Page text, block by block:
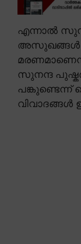
എന്നാൽ
അസുഖങ്ങൾ
സുനന്ദ
പങ്കുണ്ടെന്ന്
വിവാദങ്ങൾ